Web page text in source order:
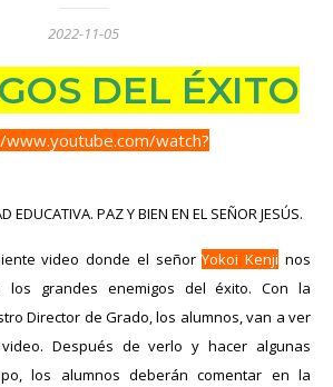
2022-11-05
DEL ÉXITO
watch?
EDUCATIVA. PAZ Y BIEN EN EL SEÑOR JESÚS.
video donde el señorYokoi Kenji nos
grandes enemigos del éxito. Con la
Director de Grado, los alumnos, van a ver
Después de verlo y hacer algunas
los alumnos deberán comentar en la